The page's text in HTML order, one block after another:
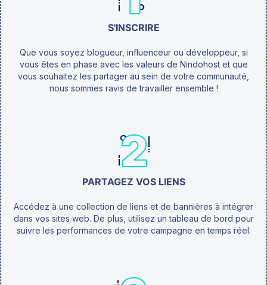
S'INSCRIRE
Que vous soyez blogueur, influenceur ou développeur, si
vous êtes en phase avec les valeurs de Nindohost et que
vous souhaitez les partager au sein de votre communauté,
nous sommes ravis de travailler ensemble !
PARTAGEZ VOS LIENS
Accédez à une collection de liens et de bannières à intégrer
dans vos sites web. De plus, utilisez un tableau de bord pour
suivre les performances de votre campagne en temps réel.